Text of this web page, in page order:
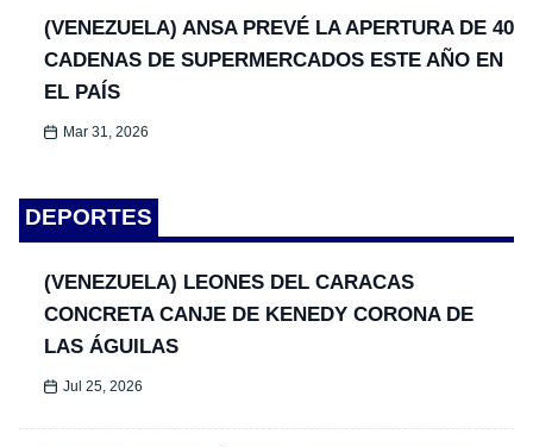
(VENEZUELA) ANSA PREVÉ LA APERTURA DE 40
CADENAS DE SUPERMERCADOS ESTE AÑO EN
EL PAÍS
Mar 31, 2026
DEPORTES
(VENEZUELA) LEONES DEL CARACAS
CONCRETA CANJE DE KENEDY CORONA DE
LAS ÁGUILAS
Jul 25, 2026